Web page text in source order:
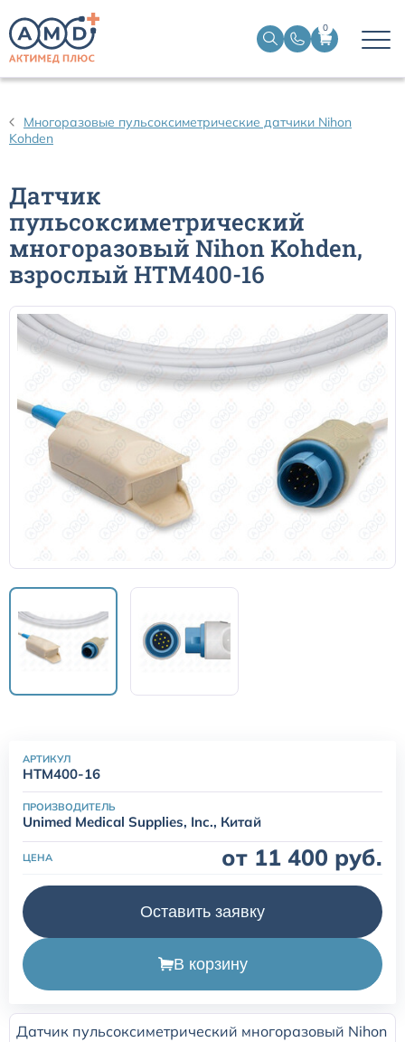
0
Многоразовые пульсоксиметрические датчики Nihon
Kohden
Датчик
пульсоксиметрический
многоразовый Nihon Kohden,
взрослый HTM400-16
АРТИКУЛ
HTM400-16
ПРОИЗВОДИТЕЛЬ
Unimed Medical Supplies, Inc., Китай
ЦЕНА от 11 400 руб.
Оставить заявку
В корзину
Датчик пульсоксиметрический многоразовый Nihon
Датчики ЭЭГ BIS
Кабели пациента ЭКГ
Датчики температурные медицинские к мониторам
Кабели для кардиографов
Датчики кислорода для ИВЛ
Датчики потока для аппаратов ИВЛ
Электроды для ЭКГ
Датчики (трансдьюсеры)
Подбор по марке оборудования
Nihon Kohden расходные материалы
Расходные материалы для транскутанного монитора
Расходные материалы к аппарату Авента-М
Расходные материалы к аппаратам ИВЛ Hamilton
Расходные материалы к аппаратам ИВЛ Mindray